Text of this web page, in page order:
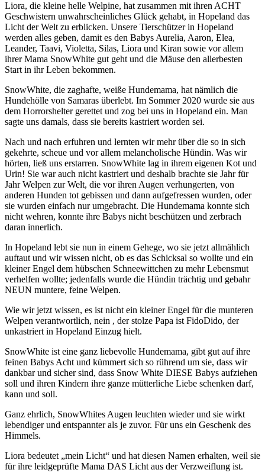
Liora, die kleine helle Welpine, hat zusammen mit ihren ACHT
Geschwistern unwahrscheinliches Glück gehabt, in Hopeland das
Licht der Welt zu erblicken. Unsere Tierschützer in Hopeland
werden alles geben, damit es den Babys Aurelia, Aaron, Elea,
Leander, Taavi, Violetta, Silas, Liora und Kiran sowie vor allem
ihrer Mama SnowWhite gut geht und die Mäuse den allerbesten
Start in ihr Leben bekommen.
SnowWhite, die zaghafte, weiße Hundemama, hat nämlich die
Hundehölle von Samaras überlebt. Im Sommer 2020 wurde sie aus
dem Horrorshelter gerettet und zog bei uns in Hopeland ein. Man
sagte uns damals, dass sie bereits kastriert worden sei.
Nach und nach erfuhren und lernten wir mehr über die so in sich
gekehrte, scheue und vor allem melancholische Hündin. Was wir
hörten, ließ uns erstarren. SnowWhite lag in ihrem eigenen Kot und
Urin! Sie war auch nicht kastriert und deshalb brachte sie Jahr für
Jahr Welpen zur Welt, die vor ihren Augen verhungerten, von
anderen Hunden tot gebissen und dann aufgefressen wurden, oder
sie wurden einfach nur umgebracht. Die Hundemama konnte sich
nicht wehren, konnte ihre Babys nicht beschützen und zerbrach
daran innerlich.
In Hopeland lebt sie nun in einem Gehege, wo sie jetzt allmählich
auftaut und wir wissen nicht, ob es das Schicksal so wollte und ein
kleiner Engel dem hübschen Schneewittchen zu mehr Lebensmut
verhelfen wollte; jedenfalls wurde die Hündin trächtig und gebahr
NEUN muntere, feine Welpen.
Wie wir jetzt wissen, es ist nicht ein kleiner Engel für die munteren
Welpen verantwortlich, nein , der stolze Papa ist FidoDido, der
unkastriert in Hopeland Einzug hielt.
SnowWhite ist eine ganz liebevolle Hundemama, gibt gut auf ihre
feinen Babys Acht und kümmert sich so rührend um sie, dass wir
dankbar und sicher sind, dass Snow White DIESE Babys aufziehen
soll und ihren Kindern ihre ganze mütterliche Liebe schenken darf,
kann und soll.
Ganz ehrlich, SnowWhites Augen leuchten wieder und sie wirkt
lebendiger und entspannter als je zuvor. Für uns ein Geschenk des
Himmels.
Liora bedeutet „mein Licht“ und hat diesen Namen erhalten, weil sie
für ihre leidgeprüfte Mama DAS Licht aus der Verzweiflung ist.